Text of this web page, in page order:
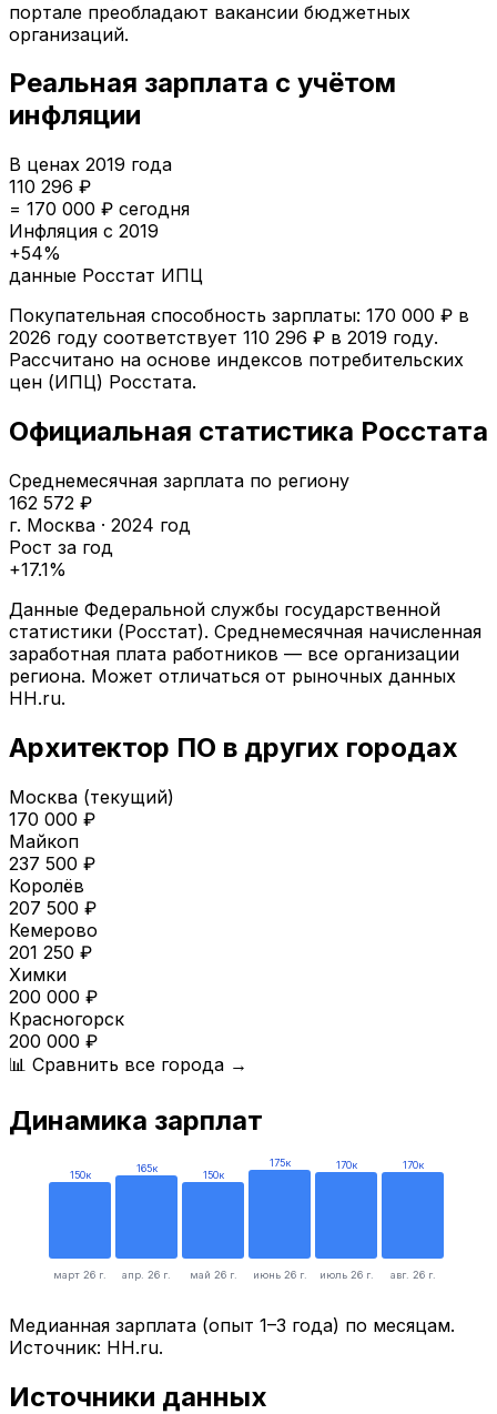
портале преобладают вакансии бюджетных
организаций.
Реальная зарплата с учётом
инфляции
В ценах 2019 года
110 296 ₽
= 170 000 ₽ сегодня
Инфляция с 2019
+54%
данные Росстат ИПЦ
Покупательная способность зарплаты: 170 000 ₽ в
2026 году соответствует 110 296 ₽ в 2019 году.
Рассчитано на основе индексов потребительских
цен (ИПЦ) Росстата.
Официальная статистика Росстата
Среднемесячная зарплата по региону
162 572 ₽
г. Москва · 2024 год
Рост за год
+17.1%
Данные Федеральной службы государственной
статистики (Росстат). Среднемесячная начисленная
заработная плата работников — все организации
региона. Может отличаться от рыночных данных
HH.ru.
Архитектор ПО в других городах
Москва (текущий)
170 000 ₽
Майкоп
237 500 ₽
Королёв
207 500 ₽
Кемерово
201 250 ₽
Химки
200 000 ₽
Красногорск
200 000 ₽
📊 Сравнить все города →
Динамика зарплат
март 26 г.
150к
апр. 26 г.
165к
май 26 г.
150к
июнь 26 г.
175к
июль 26 г.
170к
авг. 26 г.
170к
Медианная зарплата (опыт 1–3 года) по месяцам.
Источник: HH.ru.
Источники данных